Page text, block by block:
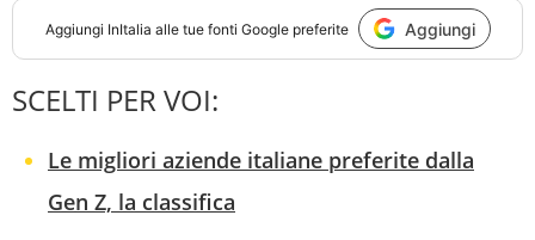
Aggiungi InItalia alle tue fonti Google preferite Aggiungi
SCELTI PER VOI:
Le migliori aziende italiane preferite dalla
Gen Z, la classifica